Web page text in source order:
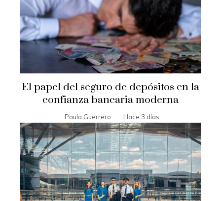
El papel del seguro de depósitos en la
confianza bancaria moderna
Paula Guerrero Hace 3 días